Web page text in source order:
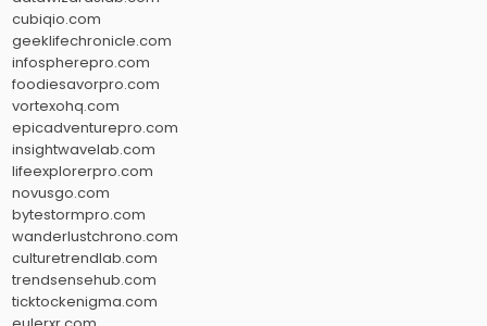
cubiqio.com
geeklifechronicle.com
infospherepro.com
foodiesavorpro.com
vortexohq.com
epicadventurepro.com
insightwavelab.com
lifeexplorerpro.com
novusgo.com
bytestormpro.com
wanderlustchrono.com
culturetrendlab.com
trendsensehub.com
ticktockenigma.com